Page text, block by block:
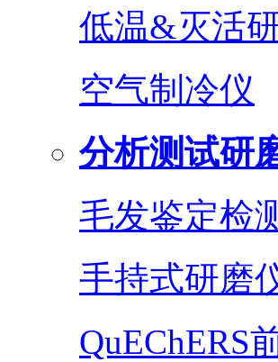
低温&灭活
空气制冷仪
分析测试研
毛发鉴定检
手持式研磨
QuEChERS